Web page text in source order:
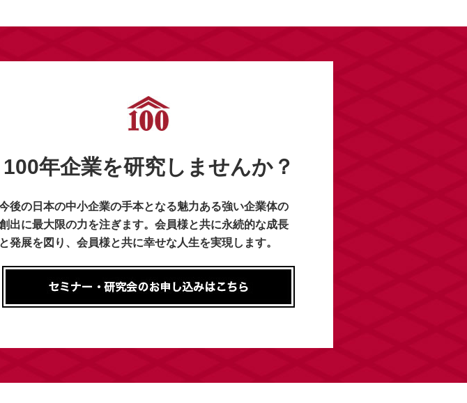
100年企業を研究しませんか？
後の日本の中小企業の手本となる魅力ある強い企業体の
出に最大限の力を注ぎます。会員様と共に永続的な成長
と発展を図り、会員様と共に幸せな人生を実現します。